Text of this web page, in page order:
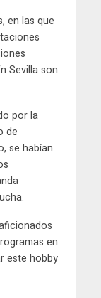
en las que
Sevilla son
por la
de
se habían
en
este hobby